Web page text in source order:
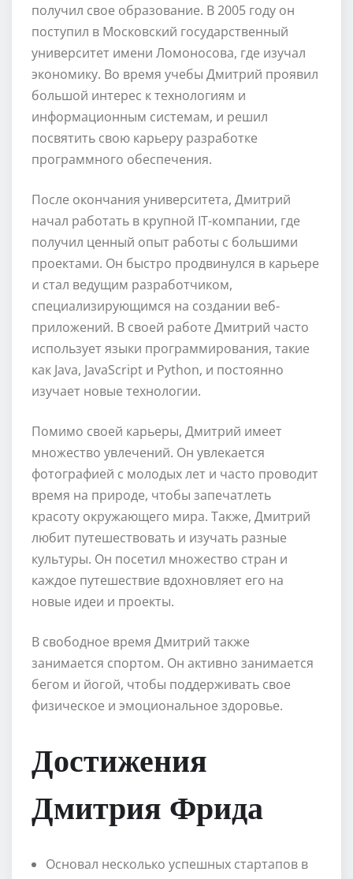
получил свое образование. В 2005 году он
поступил в Московский государственный
университет имени Ломоносова, где изучал
экономику. Во время учебы Дмитрий проявил
большой интерес к технологиям и
информационным системам, и решил
посвятить свою карьеру разработке
программного обеспечения.
После окончания университета, Дмитрий
начал работать в крупной IT-компании, где
получил ценный опыт работы с большими
проектами. Он быстро продвинулся в карьере
и стал ведущим разработчиком,
специализирующимся на создании веб-
приложений. В своей работе Дмитрий часто
использует языки программирования, такие
как Java, JavaScript и Python, и постоянно
изучает новые технологии.
Помимо своей карьеры, Дмитрий имеет
множество увлечений. Он увлекается
фотографией с молодых лет и часто проводит
время на природе, чтобы запечатлеть
красоту окружающего мира. Также, Дмитрий
любит путешествовать и изучать разные
культуры. Он посетил множество стран и
каждое путешествие вдохновляет его на
новые идеи и проекты.
В свободное время Дмитрий также
занимается спортом. Он активно занимается
бегом и йогой, чтобы поддерживать свое
физическое и эмоциональное здоровье.
Достижения
Дмитрия Фрида
Основал несколько успешных стартапов в